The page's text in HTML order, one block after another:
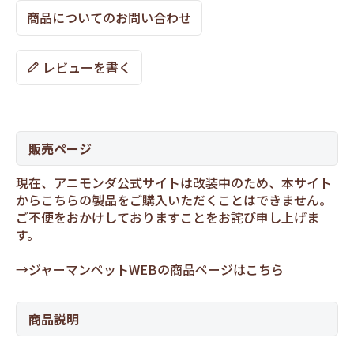
商品についてのお問い合わせ
レビューを書く
販売ページ
現在、アニモンダ公式サイトは改装中のため、本サイト
からこちらの製品をご購入いただくことはできません。
ご不便をおかけしておりますことをお詫び申し上げま
す。
→ジャーマンペットWEBの商品ページはこちら
商品説明